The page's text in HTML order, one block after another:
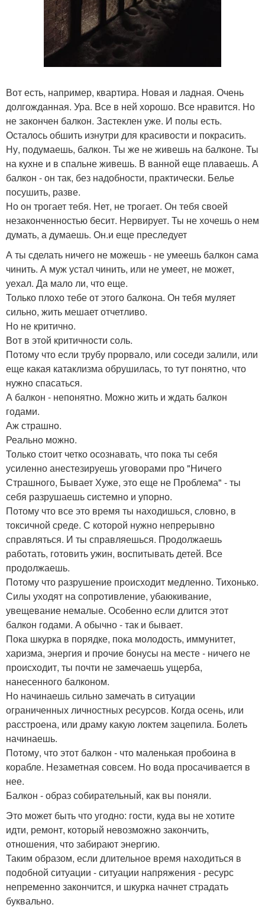
Вот есть, например, квартира. Новая и ладная. Очень
долгожданная. Ура. Все в ней хорошо. Все нравится. Но
не закончен балкон. Застеклен уже. И полы есть.
Осталось обшить изнутри для красивости и покрасить.
Ну, подумаешь, балкон. Ты же не живешь на балконе. Ты
на кухне и в спальне живешь. В ванной еще плаваешь. А
балкон - он так, без надобности, практически. Белье
посушить, разве.
Но он трогает тебя. Нет, не трогает. Он тебя своей
незаконченностью бесит. Нервирует. Ты не хочешь о нем
думать, а думаешь. Он.и еще преследует
А ты сделать ничего не можешь - не умеешь балкон сама
чинить. А муж устал чинить, или не умеет, не может,
уехал. Да мало ли, что еще.
Только плохо тебе от этого балкона. Он тебя муляет
сильно, жить мешает отчетливо.
Но не критично.
Вот в этой критичности соль.
Потому что если трубу прорвало, или соседи залили, или
еще какая катаклизма обрушилась, то тут понятно, что
нужно спасаться.
А балкон - непонятно. Можно жить и ждать балкон
годами.
Аж страшно.
Реально можно.
Только стоит четко осознавать, что пока ты себя
усиленно анестезируешь уговорами про "Ничего
Страшного, Бывает Хуже, это еще не Проблема" - ты
себя разрушаешь системно и упорно.
Потому что все это время ты находишься, словно, в
токсичной среде. С которой нужно непрерывно
справляться. И ты справляешься. Продолжаешь
работать, готовить ужин, воспитывать детей. Все
продолжаешь.
Потому что разрушение происходит медленно. Тихонько.
Силы уходят на сопротивление, убаюкивание,
увещевание немалые. Особенно если длится этот
балкон годами. А обычно - так и бывает.
Пока шкурка в порядке, пока молодость, иммунитет,
харизма, энергия и прочие бонусы на месте - ничего не
происходит, ты почти не замечаешь ущерба,
нанесенного балконом.
Но начинаешь сильно замечать в ситуации
ограниченных личностных ресурсов. Когда осень, или
расстроена, или драму какую локтем зацепила. Болеть
начинаешь.
Потому, что этот балкон - что маленькая пробоина в
корабле. Незаметная совсем. Но вода просачивается в
нее.
Балкон - образ собирательный, как вы поняли.
Это может быть что угодно: гости, куда вы не хотите
идти, ремонт, который невозможно закончить,
отношения, что забирают энергию.
Таким образом, если длительное время находиться в
подобной ситуации - ситуации напряжения - ресурс
непременно закончится, и шкурка начнет страдать
буквально.